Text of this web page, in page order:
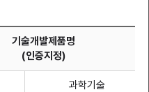
기술개발제품명
(인증지정)
과학기술